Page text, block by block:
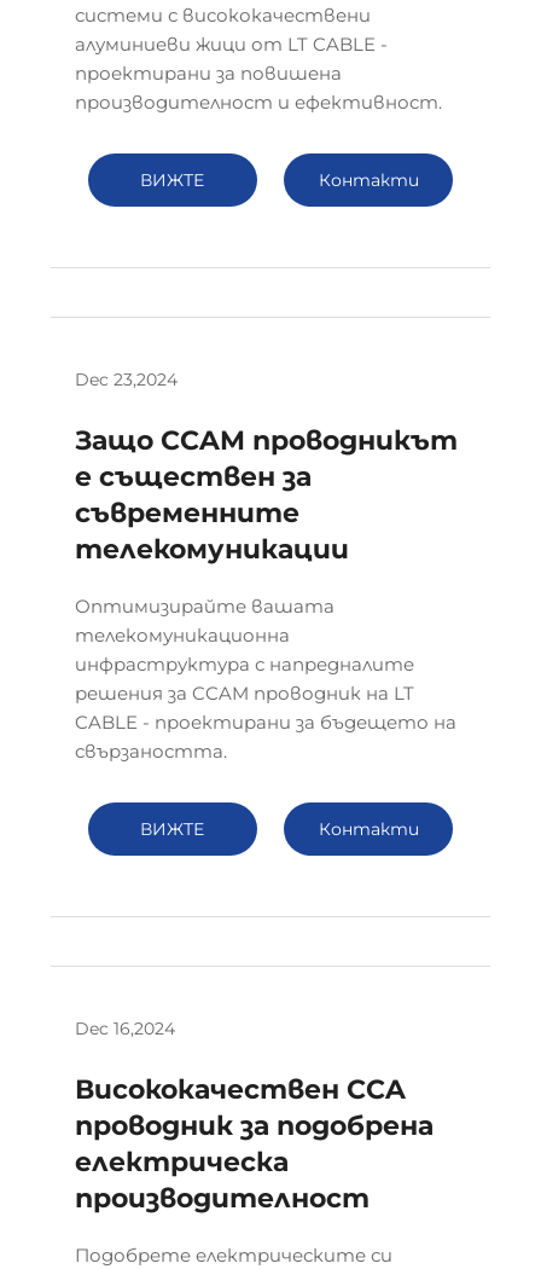
системи с висококачествени
алуминиеви жици от LT CABLE -
проектирани за повишена
производителност и ефективност.
ВИЖТЕ Контакти
Dec 23,2024
Защо CCAM проводникът
е съществен за
съвременните
телекомуникации
Оптимизирайте вашата
телекомуникационна
инфраструктура с напредналите
решения за CCAM проводник на LT
CABLE - проектирани за бъдещето на
свързаността.
ВИЖТЕ Контакти
Dec 16,2024
Висококачествен CCA
проводник за подобрена
електрическа
производителност
Подобрете електрическите си